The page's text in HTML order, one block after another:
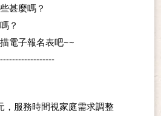
甚麼嗎？
？
電子報名表吧~~
，服務時間視家庭需求調整